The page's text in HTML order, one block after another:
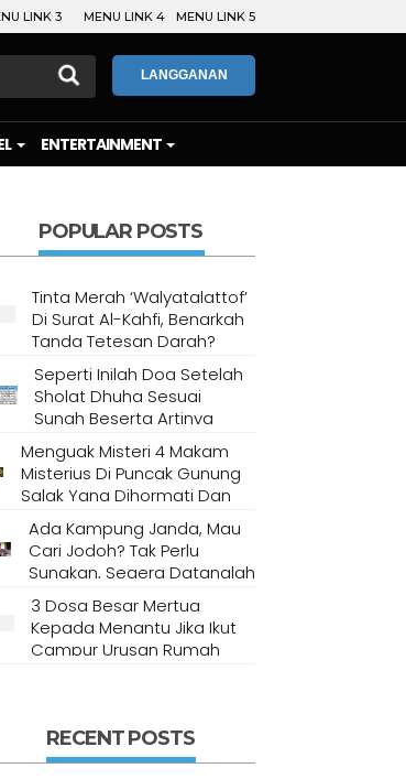
LINK 3 MENU LINK 4 MENU LINK 5
LANGGANAN
ENTERTAINMENT
POPULAR POSTS
Tinta Merah ‘Walyatalattof’
Di Surat Al-Kahfi, Benarkah
Tanda Tetesan Darah?
Seperti Inilah Doa Setelah
Sholat Dhuha Sesuai
Sunah Beserta Artinya
Menguak Misteri 4 Makam
Misterius Di Puncak Gunung
Salak Yang Dihormati Dan
Dianggap Tempat Suci Oleh
Masyarakat Setempat
Ada Kampung Janda, Mau
Cari Jodoh? Tak Perlu
Sungkan, Segera Datanglah
Ke Desa Ini
3 Dosa Besar Mertua
Kepada Menantu Jika Ikut
Campur Urusan Rumah
RECENT POSTS